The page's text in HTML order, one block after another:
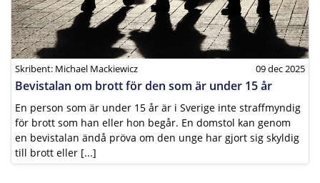
Skribent: Michael Mackiewicz 09 dec 2025
Bevistalan om brott för den som är under 15 år
En person som är under 15 år är i Sverige inte straffmyndig
för brott som han eller hon begår. En domstol kan genom
en bevistalan ändå pröva om den unge har gjort sig skyldig
till brott eller [...]